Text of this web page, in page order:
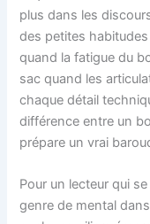
plus dans les
des petites
quand la fatigue du
sac quand les
chaque détail
différence entre un
prépare un vrai
Pour un lecteur qui
genre de mental